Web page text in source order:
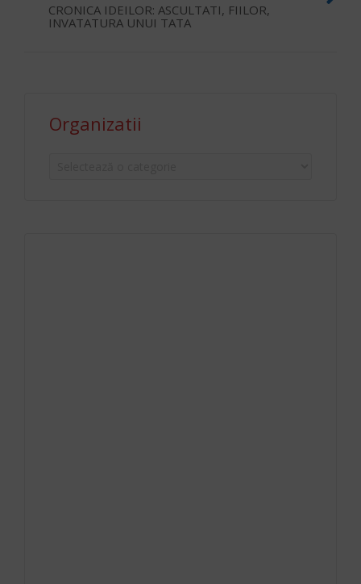
CRONICA IDEILOR: ASCULTATI, FIILOR,
INVATATURA UNUI TATA
Organizatii